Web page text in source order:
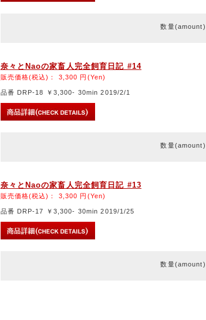
数量
奈々とNaoの家畜人完全飼育日記 #14
販売価格(税込)： 3,300 円(Yen)
品番 DRP-18 ￥3,300- 30min 2019/2/1
数量
奈々とNaoの家畜人完全飼育日記 #13
販売価格(税込)： 3,300 円(Yen)
品番 DRP-17 ￥3,300- 30min 2019/1/25
数量